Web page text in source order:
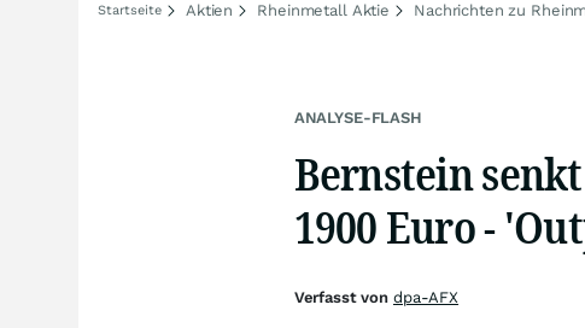
Startseite Aktien Rheinmetall Aktie Nachrichten zu
ANALYSE-FLASH
Bernstein
1900 Euro -
Verfasst von dpa-AFX